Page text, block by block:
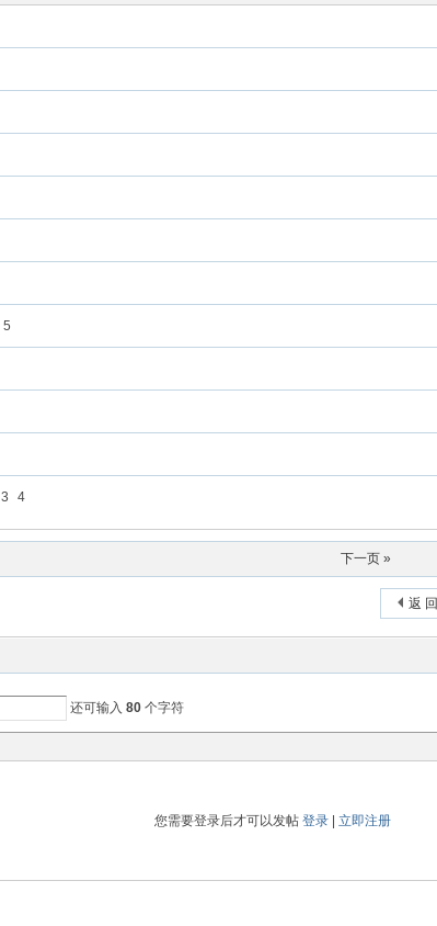
5
3 4
下一页 »
返 回
还可输入 80 个字符
您需要登录后才可以发帖 登录 立即注册